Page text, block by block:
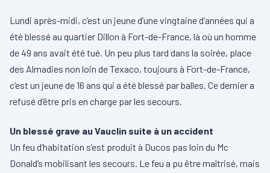
Lundi après-midi, c’est un jeune d’une vingtaine d’années qui a
été blessé au quartier Dillon à Fort-de-France, là où un homme
de 49 ans avait été tué. Un peu plus tard dans la soirée, place
des Almadies non loin de Texaco, toujours à Fort-de-France,
c’est un jeune de 16 ans qui a été blessé par balles. Ce dernier a
refusé d’être pris en charge par les secours.
Un blessé grave au Vauclin suite à un accident
Un feu d’habitation s’est produit à Ducos pas loin du Mc
Donald’s mobilisant les secours. Le feu a pu être maîtrisé, mais